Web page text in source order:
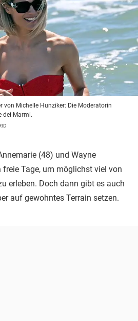
von Michelle Hunziker: Die Moderatorin
dei Marmi.
(48) und Wayne
freie Tage, um möglichst viel von
erleben. Doch dann gibt es auch
auf gewohntes Terrain setzen.